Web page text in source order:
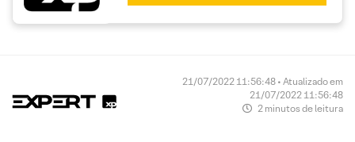
21/07/2022 11:56:48 • Atualizado em
21/07/2022 11:56:48
2 minutos de leitura